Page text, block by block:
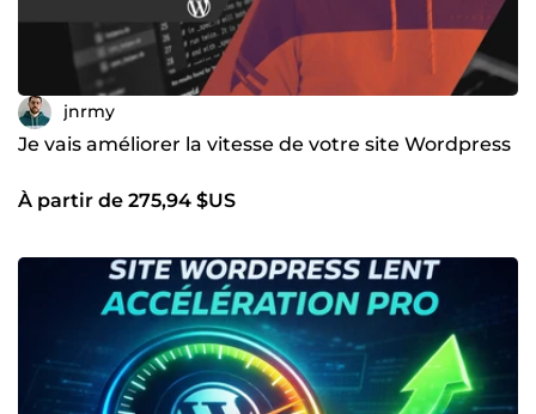
jnrmy
Je vais améliorer la vitesse de votre site Wordpress
À partir de 275,94 $US